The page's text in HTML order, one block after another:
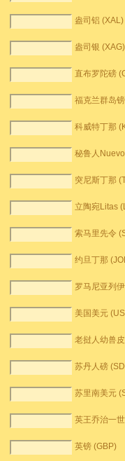
盎司铝 (XAL)
盎司银 (XAG)
直布罗陀磅
福克兰群岛
科威特丁那
秘鲁人
突尼斯丁那
立陶宛Litas
索马里先令
约旦丁那
罗马尼亚列
美国美元
老挝人幼兽
苏丹人磅
苏里南美元
英王乔治一
英镑 (GBP)